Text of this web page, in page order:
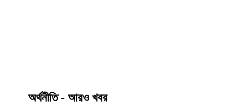
অর্থনীতি - আরও খবর